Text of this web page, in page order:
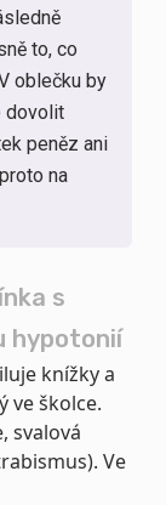
to, co
oblečku by
dovolit
peněz ani
na
s
hypotonií
knížky a
ve školce.
svalová
Ve